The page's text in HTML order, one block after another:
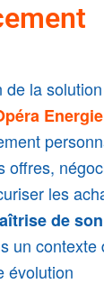
de la
Energie
offres,
les
de
un contexte
évolution